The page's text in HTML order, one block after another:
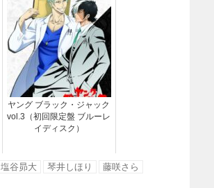
ヤング ブラック・ジャック
vol.3（初回限定盤 ブルーレ
イディスク）
塩谷昴大 琴井しほり
藤咲さら